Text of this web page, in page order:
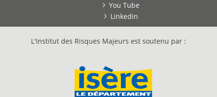
You Tube
Linkedin
L'Institut des Risques Majeurs est soutenu par :